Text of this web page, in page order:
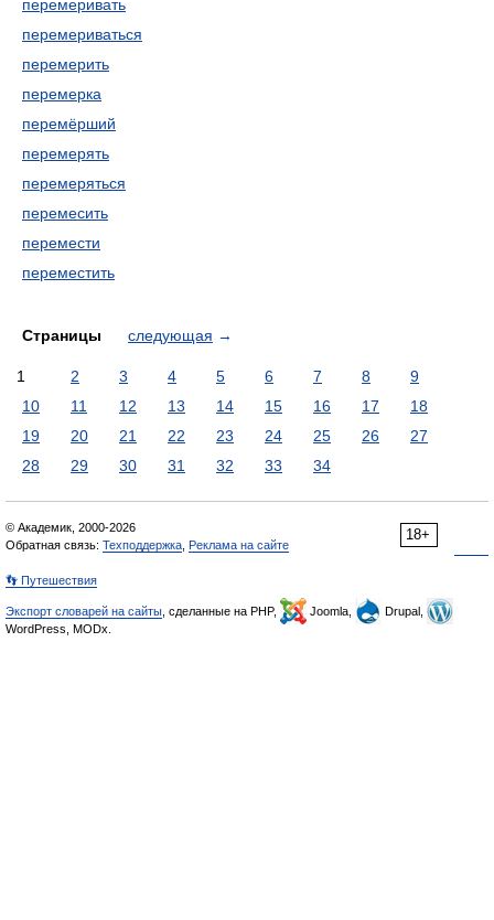
перемеривать
перемериваться
перемерить
перемерка
перемёрший
перемерять
перемеряться
перемесить
перемести
переместить
Страницы следующая →
1 2 3 4 5 6 7 8
9
10
11 12 13 14 15 16 17
18
19
20 21 22 23 24 25 26
27
28
29 30 31 32 33 34
18+
© Академик, 2000-2026
Обратная связь: Техподдержка Реклама на сайте
👣 Путешествия
Экспорт словарей на сайты , сделанные на PHP, Joomla,
Drupal,
WordPress, MODx.